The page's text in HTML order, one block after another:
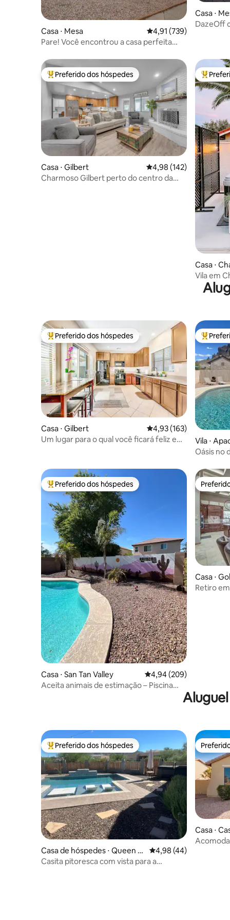
Casa ⋅ Mesa 4,91 de uma avaliação
4,91 (739)
Pare! Você encontrou a casa perfeita
Casa ⋅
DazeOff
Entre os melhores preferidos dos hóspedes
Preferido dos hóspedes
Casa ⋅ Gilbert 4,98 de uma avaliação
4,98 (142)
Charmoso Gilbert perto do centro da
Entre
Casa ⋅
Vila em
Entre os melhores preferidos dos hóspedes
Preferido dos hóspedes
Casa ⋅ Gilbert 4,93 de uma avaliação
4,93 (163)
Um lugar para o qual você ficará feliz em
Entre
Vila ⋅
Oásis no
Entre os melhores preferidos dos hóspedes
Preferido dos hóspedes
Casa ⋅ San Tan Valley 4,94 de uma avaliação
4,94 (209)
Aceita animais de estimação – Piscina
Casa ⋅
Retiro
Entre os melhores preferidos dos hóspedes
Preferido dos hóspedes
Casa de hóspedes ⋅ Queen C
reek
4,98 de uma avaliação
4,98 (44)
Casita pitoresca com vista para a
Casa ⋅